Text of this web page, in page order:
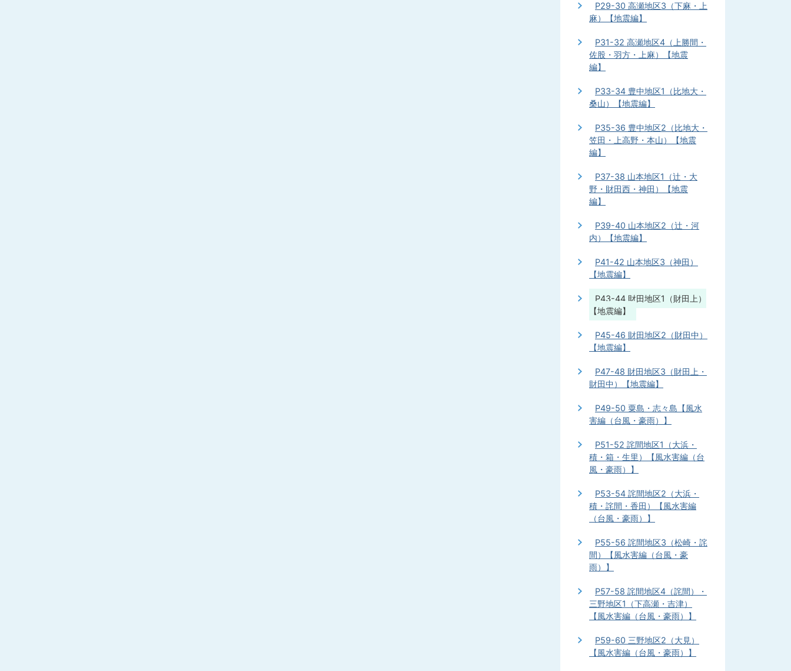
P29-30 高瀬地区3（下麻・上
麻）【地震編】
P31-32 高瀬地区4（上勝間・
佐股・羽方・上麻）【地震
編】
P33-34 豊中地区1（比地大・
桑山）【地震編】
P35-36 豊中地区2（比地大・
笠田・上高野・本山）【地震
編】
P37-38 山本地区1（辻・大
野・財田西・神田）【地震
編】
P39-40 山本地区2（辻・河
内）【地震編】
P41-42 山本地区3（神田）
【地震編】
P43-44 財田地区1（財田上）
【地震編】
P45-46 財田地区2（財田中）
【地震編】
P47-48 財田地区3（財田上・
財田中）【地震編】
P49-50 粟島・志々島【風水
害編（台風・豪雨）】
P51-52 詫間地区1（大浜・
積・箱・生里）【風水害編（台
風・豪雨）】
P53-54 詫間地区2（大浜・
積・詫間・香田）【風水害編
（台風・豪雨）】
P55-56 詫間地区3（松崎・詫
間）【風水害編（台風・豪
雨）】
P57-58 詫間地区4（詫間）・
三野地区1（下高瀬・吉津）
【風水害編（台風・豪雨）】
P59-60 三野地区2（大見）
【風水害編（台風・豪雨）】